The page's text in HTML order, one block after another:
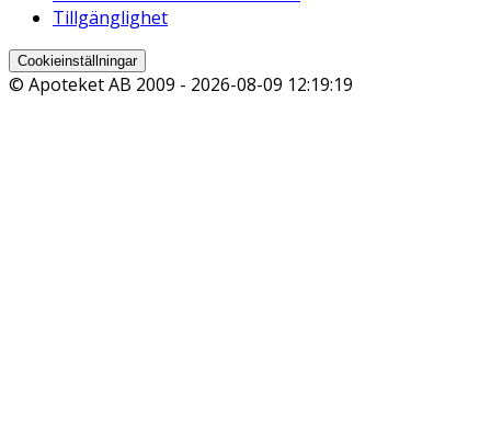
Tillgänglighet
Cookieinställningar
© Apoteket AB 2009 - 2026-08-09 12:19:19